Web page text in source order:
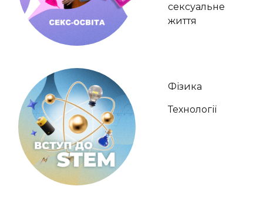
сексуальне
життя
Фізика
Технології